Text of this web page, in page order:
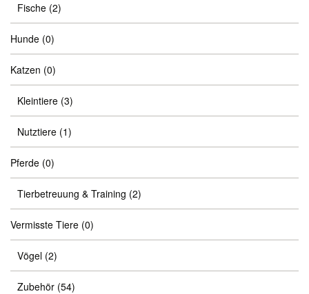
Fische (2)
Hunde (0)
Katzen (0)
Kleintiere (3)
Nutztiere (1)
Pferde (0)
Tierbetreuung & Training (2)
Vermisste Tiere (0)
Vögel (2)
Zubehör (54)